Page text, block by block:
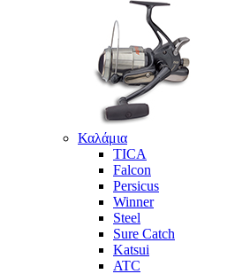
Καλάμια
TICA
Falcon
Persicus
Winner
Steel
Sure Catch
Katsui
ATC